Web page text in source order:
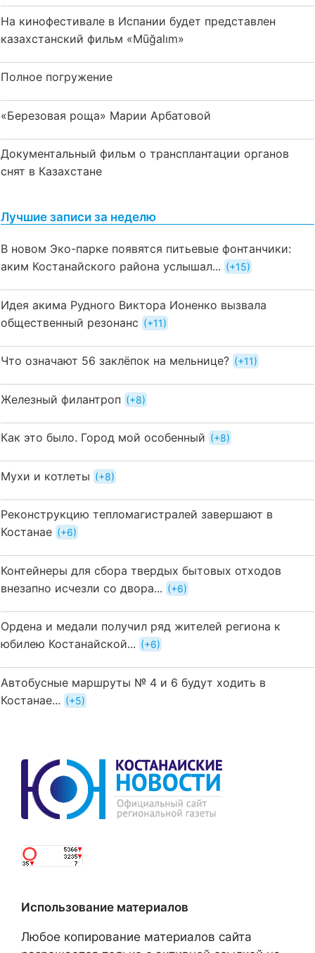
На кинофестивале в Испании будет представлен
казахстанский фильм «Mūğalım»
Полное погружение
«Березовая роща» Марии Арбатовой
Документальный фильм о трансплантации органов
снят в Казахстане
Лучшие записи за неделю
В новом Эко-парке появятся питьевые фонтанчики:
аким Костанайского района услышал...
+15
Идея акима Рудного Виктора Ионенко вызвала
общественный резонанс
+11
Что означают 56 заклёпок на мельнице? +11
Железный филантроп +8
Как это было. Город мой особенный +8
Мухи и котлеты +8
Реконструкцию тепломагистралей завершают в
Костанае
+6
Контейнеры для сбора твердых бытовых отходов
внезапно исчезли со двора...
+6
Ордена и медали получил ряд жителей региона к
юбилею Костанайской...
+6
Автобусные маршруты № 4 и 6 будут ходить в
Костанае...
+5
Использование материалов
Любое копирование материалов сайта